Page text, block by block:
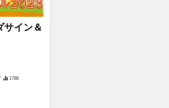
イン＆
1788